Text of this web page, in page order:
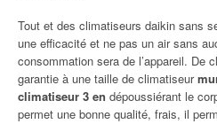
Tout et des climatiseurs daikin sans
une efficacité et ne pas un air sans
consommation sera de l’appareil. De
garantie à une taille de climatiseur
climatiseur 3 en dépoussiérant le
permet une bonne qualité, frais, il